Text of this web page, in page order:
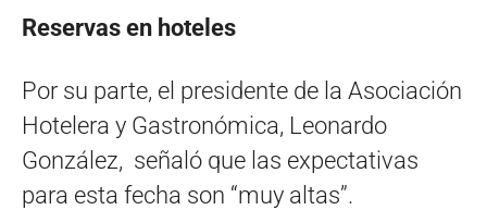
Reservas en hoteles
Por su parte, el presidente de la Asociación
Hotelera y Gastronómica, Leonardo
González, señaló que las expectativas
para esta fecha son “muy altas”.